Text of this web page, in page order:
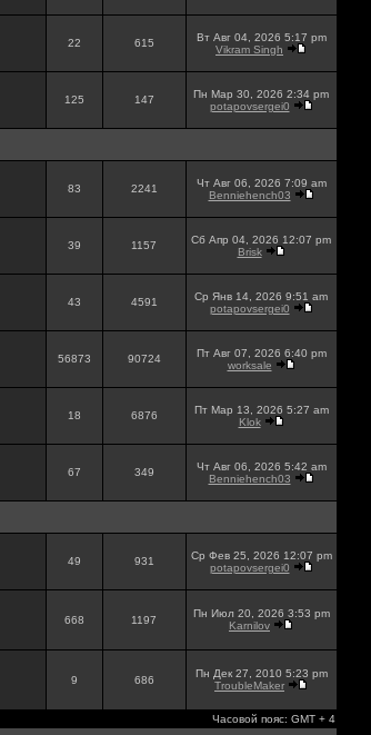
22 615
Вт Авг 04, 2026 5:17 pm
Vikram Singh
125 147
Пн Мар 30, 2026 2:34 pm
potapovsergei0
83 2241
Чт Авг 06, 2026 7:09 am
Benniehench03
39 1157
Сб Апр 04, 2026 12:07 pm
Brisk
43 4591
Ср Янв 14, 2026 9:51 am
potapovsergei0
56873 90724
Пт Авг 07, 2026 6:40 pm
worksale
18 6876
Пт Мар 13, 2026 5:27 am
Klok
67 349
Чт Авг 06, 2026 5:42 am
Benniehench03
49 931
Ср Фев 25, 2026 12:07 pm
potapovsergei0
668 1197
Пн Июл 20, 2026 3:53 pm
Karnilov
9 686
Пн Дек 27, 2010 5:23 pm
TroubleMaker
Часовой пояс: GMT + 4